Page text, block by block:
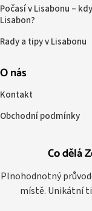
Co dělá
Plnohodnotný
místě. Unikátní
Počasí v Lisabonu –
Lisabon?
Rady a tipy v Lisabonu
O nás
Kontakt
Obchodní podmínky